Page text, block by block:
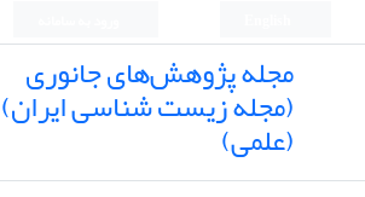
مجله پژوهش‌های جانوری
(مجله زیست شناسی ایران)
(علمی)